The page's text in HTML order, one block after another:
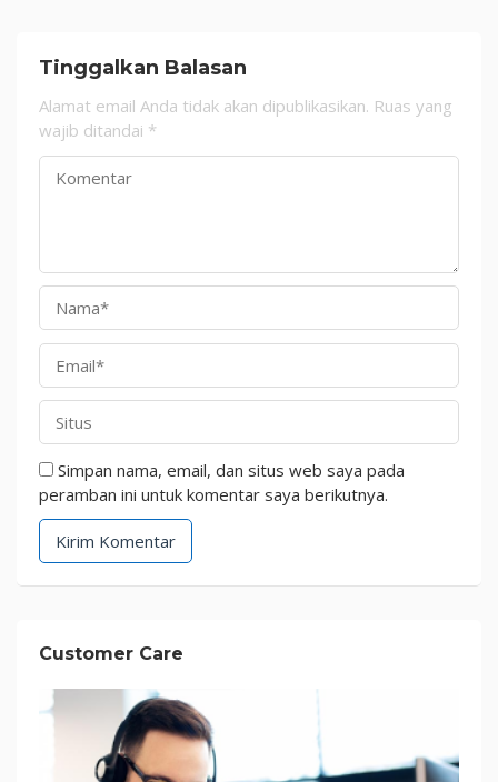
Tinggalkan Balasan
Alamat email Anda tidak akan dipublikasikan. Ruas yang
wajib ditandai *
Simpan nama, email, dan situs web saya pada
peramban ini untuk komentar saya berikutnya.
Customer Care